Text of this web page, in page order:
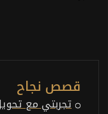
قصص نجاح
تجربتي مع